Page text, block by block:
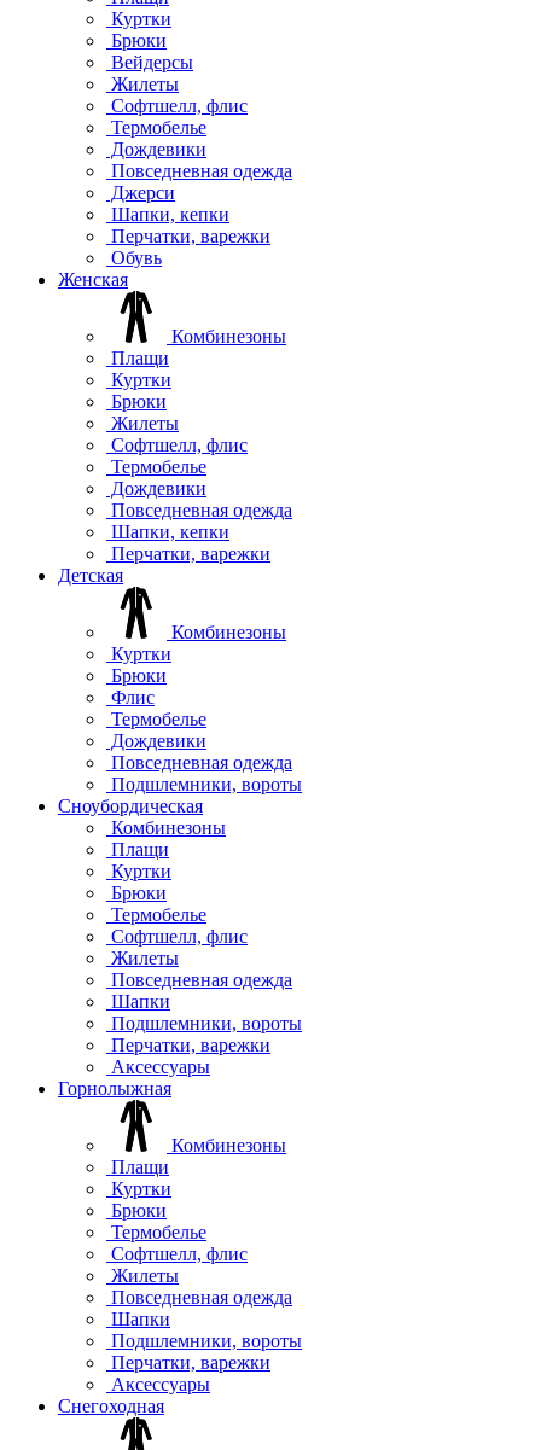
Куртки
Брюки
Вейдерсы
Жилеты
Софтшелл, флис
Термобелье
Дождевики
Повседневная одежда
Джерси
Шапки, кепки
Перчатки, варежки
Обувь
Женская
Комбинезоны
Плащи
Куртки
Брюки
Жилеты
Софтшелл, флис
Термобелье
Дождевики
Повседневная одежда
Шапки, кепки
Перчатки, варежки
Детская
Комбинезоны
Куртки
Брюки
Флис
Термобелье
Дождевики
Повседневная одежда
Подшлемники, вороты
Сноубордическая
Комбинезоны
Плащи
Куртки
Брюки
Термобелье
Софтшелл, флис
Жилеты
Повседневная одежда
Шапки
Подшлемники, вороты
Перчатки, варежки
Аксессуары
Горнолыжная
Комбинезоны
Плащи
Куртки
Брюки
Термобелье
Софтшелл, флис
Жилеты
Повседневная одежда
Шапки
Подшлемники, вороты
Перчатки, варежки
Аксессуары
Снегоходная